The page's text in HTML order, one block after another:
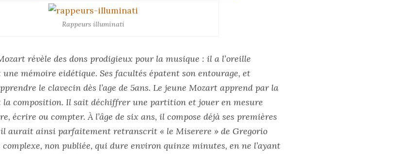
Rappeurs illuminati
révèle des dons prodigieux pour la musique : il a l’oreille
mémoire eidétique. Ses facultés épatent son entourage, et
le clavecin dès l’age de 5ans. Le jeune Mozart apprend par la
la composition. Il sait déchiffrer une partition et jouer en mesure
écrire ou compter. À l’âge de six ans, il compose déjà ses premières
il aurait ainsi parfaitement retranscrit « le Miserere » de Gregorio
non publiée, qui dure environ quinze minutes, en ne l’ayant